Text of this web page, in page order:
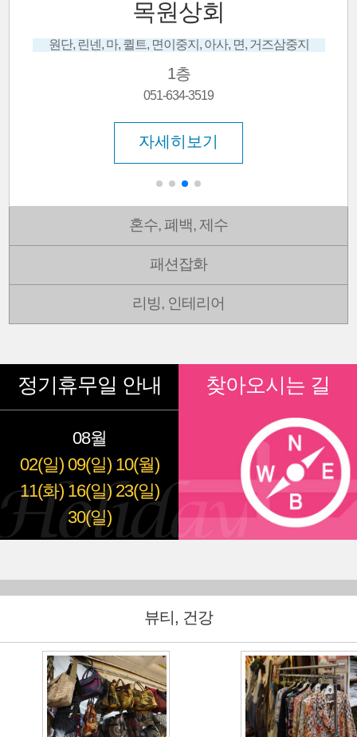
목원상회
원단, 린넨, 마, 퀼트, 면이중지, 아사, 면, 거즈삼중지
1층
051-634-3519
자세히보기
혼수, 폐백, 제수
패션잡화
리빙, 인테리어
정기휴무일 안내
08월
02(일) 09(일) 10(월)
11(화) 16(일) 23(일)
30(일)
찾아오시는 길
뷰티, 건강